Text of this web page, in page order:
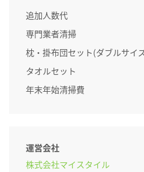
追加人数代
専門業者清掃
枕・掛布団セット(ダブルサイ
タオルセット
年末年始清掃費
運営会社
株式会社マイスタイル